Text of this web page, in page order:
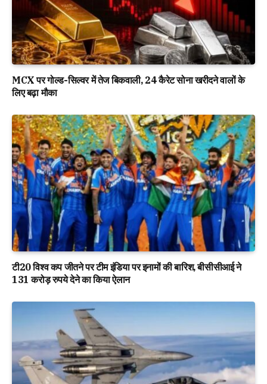
MCX पर गोल्ड-सिल्वर में तेज बिकवाली, 24 कैरेट सोना खरीदने वालों के
लिए बढ़ा मौका
टी20 विश्व कप जीतने पर टीम इंडिया पर इनामों की बारिश, बीसीसीआई ने
131 करोड़ रुपये देने का किया ऐलान